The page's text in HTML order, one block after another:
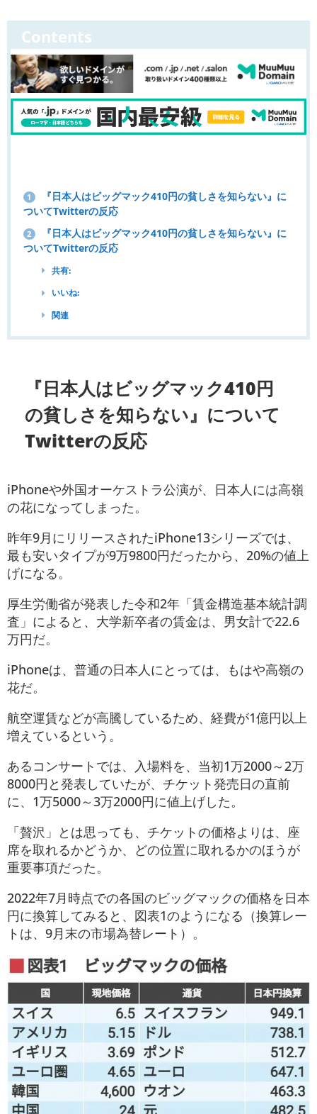
Contents
1
『日本人はビッグマック410円の貧しさを知らない』に
ついてTwitterの反応
2
『日本人はビッグマック410円の貧しさを知らない』に
ついてTwitterの反応
共有:
いいね:
関連
『日本人はビッグマック410円
の貧しさを知らない』について
Twitterの反応
iPhoneや外国オーケストラ公演が、日本人には高嶺
の花になってしまった。
昨年9月にリリースされたiPhone13シリーズでは、
最も安いタイプが9万9800円だったから、20%の値上
げになる。
厚生労働省が発表した令和2年「賃金構造基本統計調
査」によると、大学新卒者の賃金は、男女計で22.6
万円だ。
iPhoneは、普通の日本人にとっては、もはや高嶺の
花だ。
航空運賃などが高騰しているため、経費が1億円以上
増えているという。
あるコンサートでは、入場料を、当初1万2000～2万
8000円と発表していたが、チケット発売日の直前
に、1万5000～3万2000円に値上げした。
「贅沢」とは思っても、チケットの価格よりは、座
席を取れるかどうか、どの位置に取れるかのほうが
重要事項だった。
2022年7月時点での各国のビッグマックの価格を日本
円に換算してみると、図表1のようになる（換算レー
トは、9月末の市場為替レート）。